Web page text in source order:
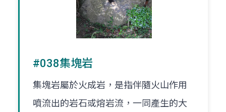
#038集塊岩
集塊岩屬於火成岩，是指伴隨火山作用
噴流出的岩石或熔岩流，一同產生的大